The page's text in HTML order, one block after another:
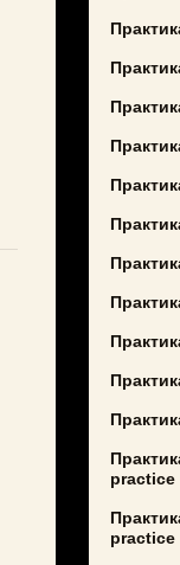
practice
practice